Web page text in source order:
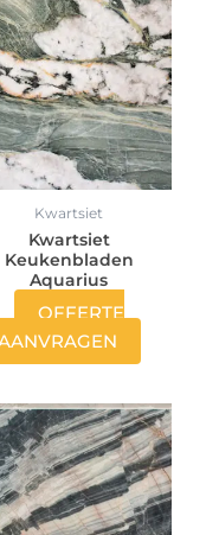
Kwartsiet
Kwartsiet
Keukenbladen
Aquarius
OFFERTE